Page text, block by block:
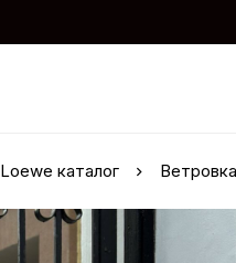
Loewe каталог